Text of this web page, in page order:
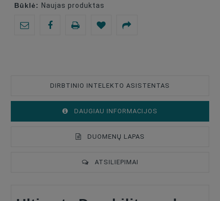
Būklė: Naujas produktas
DIRBTINIO INTELEKTO ASISTENTAS
DAUGIAU INFORMACIJOS
DUOMENŲ LAPAS
ATSILIEPIMAI